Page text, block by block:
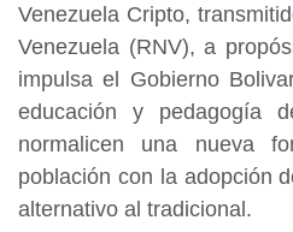
Venezuela Cripto,
Venezuela (RNV), a
impulsa el Gobierno
educación y pedagogía
normalicen una nueva
población con la adopción
alternativo al tradicional.